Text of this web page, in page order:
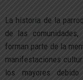
La historia de la
de las
forman parte de la
manifestaciones
los mayores